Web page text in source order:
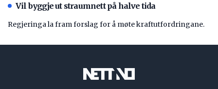
Vil byggje ut straumnett på halve tida
Regjeringa la fram forslag for å møte kraftutfordringane.